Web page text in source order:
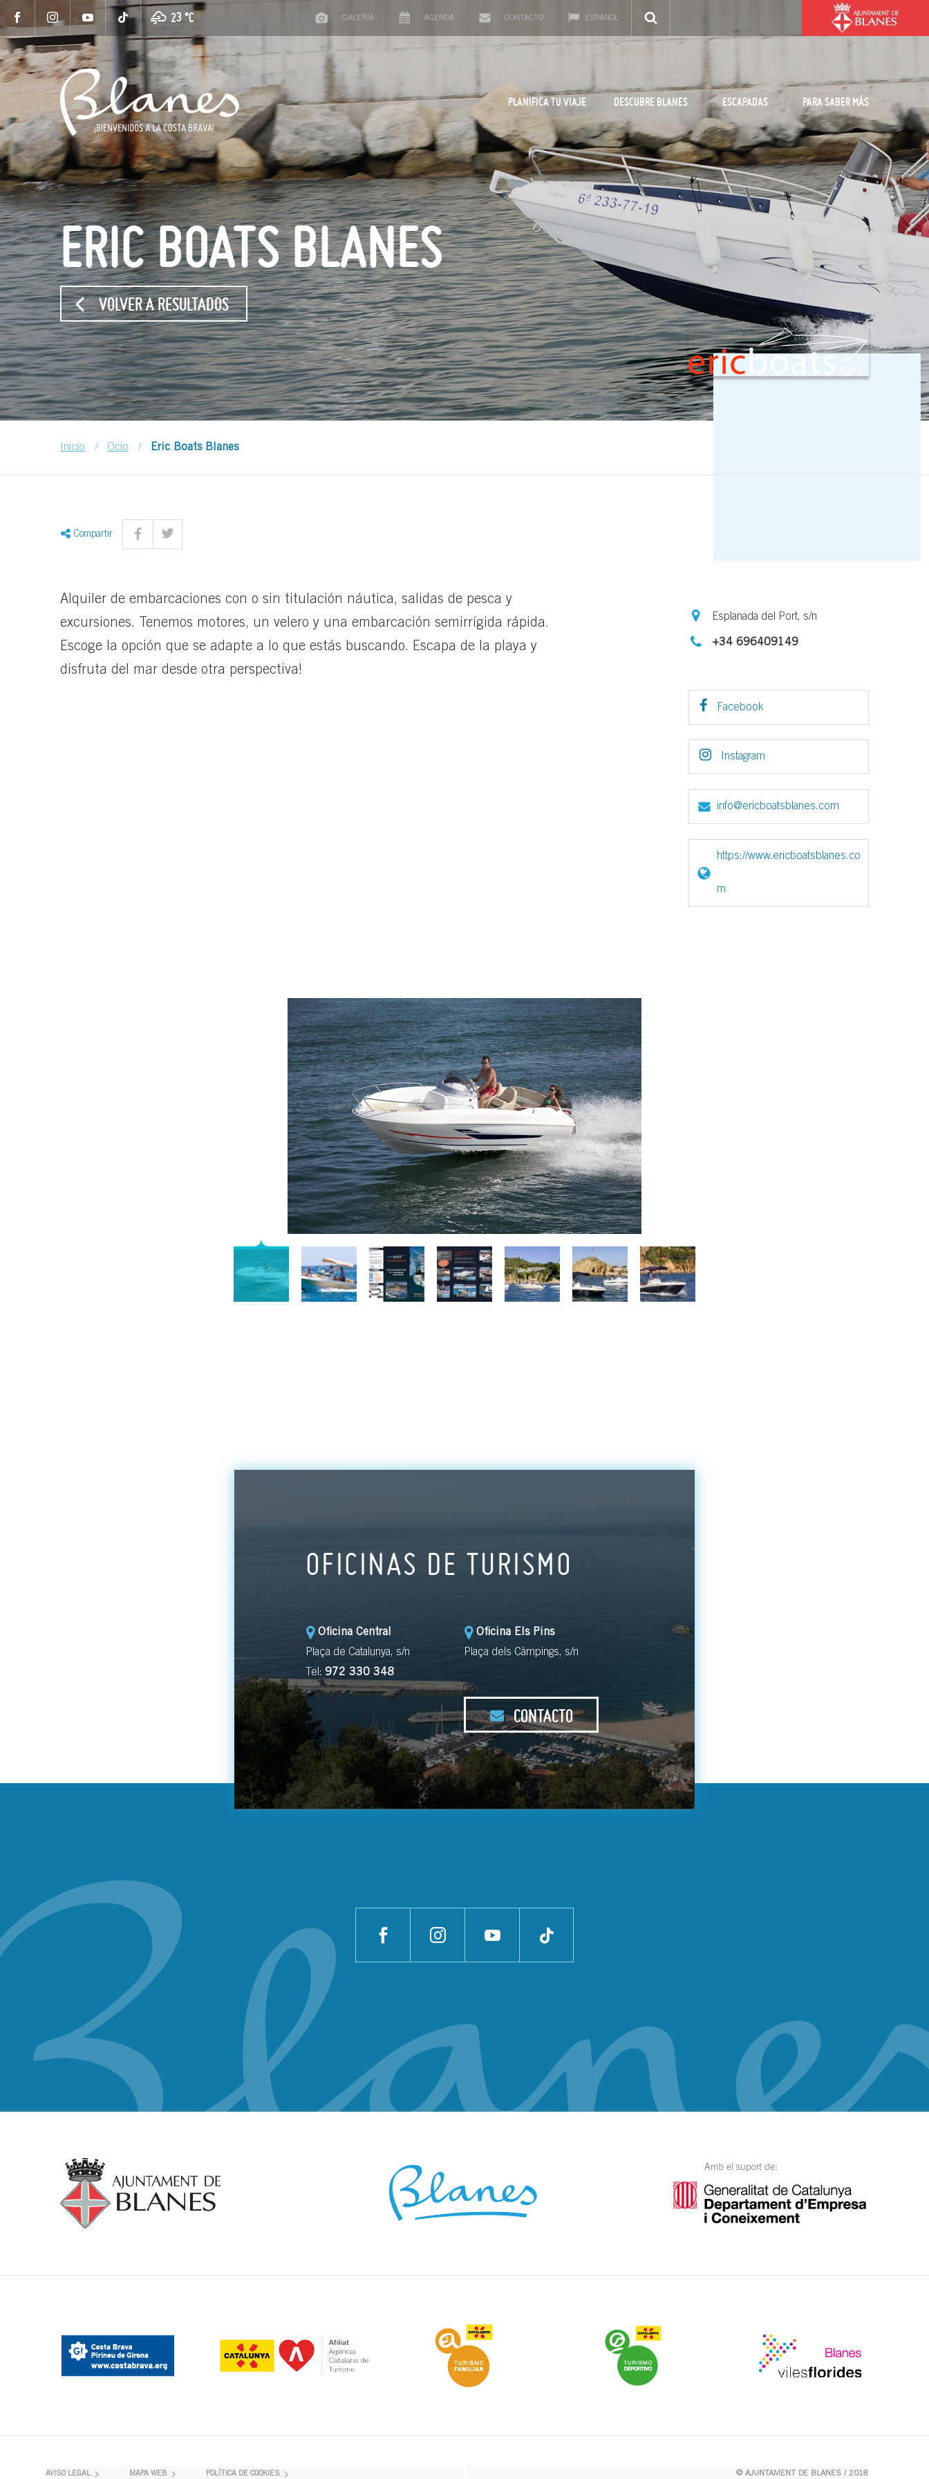
23 °C GALERÍA AGENDA CONTACTO ESPAÑOL
PLANIFICA TU VIAJE DESCUBRE BLANES ESCAPADAS PARA SABER MÁS
ERIC BOATS BLANES
VOLVER A RESULTADOS
Inicio / Ocio / Eric Boats Blanes
Compartir
Alquiler de embarcaciones con o sin titulación náutica, salidas de pesca y
excursiones. Tenemos motores, un velero y una embarcación semirrígida rápida.
Escoge la opción que se adapte a lo que estás buscando. Escapa de la playa y
disfruta del mar desde otra perspectiva!
Esplanada del Port, s/n
+34 696409149
Facebook
Instagram
info@ericboatsblanes.com
https://www.ericboatsblanes.co
m
OFICINAS DE TURISMO
Oficina Central
Plaça de Catalunya, s/n
Tel: 972 330 348
Oficina Els Pins
Plaça dels Càmpings, s/n
CONTACTO
AVISO LEGAL MAPA WEB POLÍTICA DE COOKIES © AJUNTAMENT DE BLANES / 2018